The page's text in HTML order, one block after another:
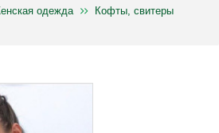
одежда
Кофты, свитеры